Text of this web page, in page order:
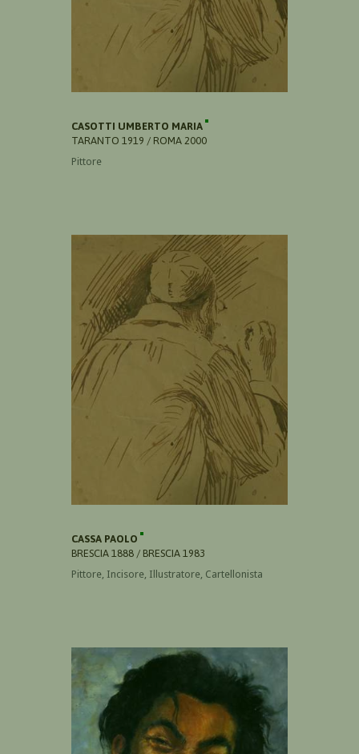
CASOTTI UMBERTO MARIA
TARANTO 1919 / ROMA 2000
Pittore
CASSA PAOLO
BRESCIA 1888 / BRESCIA 1983
Pittore, Incisore, Illustratore, Cartellonista